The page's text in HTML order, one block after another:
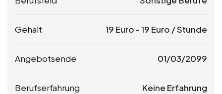
Gehalt 19 Euro -19 Euro / Stunde
Angebotsende 01/03/2099
Berufserfahrung Keine Erfahrung